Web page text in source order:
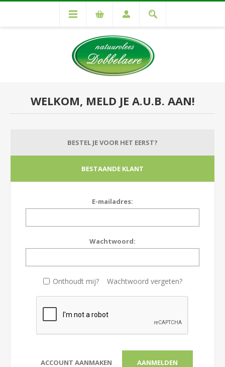
WELKOM, MELD JE A.U.B. AAN!
BESTEL JE VOOR HET EERST?
BESTAANDE KLANT
E-mailadres:
Wachtwoord:
Onthoudt mij? Wachtwoord vergeten?